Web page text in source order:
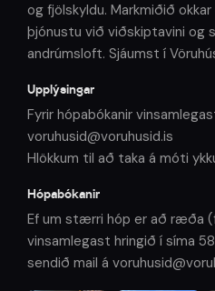
og fjölskyldu. Markmiðið
þjónustu við viðskiptavini og
andrúmsloft. Sjáumst í
Upplýsingar
Fyrir hópabókanir
voruhusid@voruhusid.is
Hlökkum til að taka á móti
Hópabókanir
Ef um stærri hóp er að ræða
vinsamlegast hringið í síma
sendið mail á